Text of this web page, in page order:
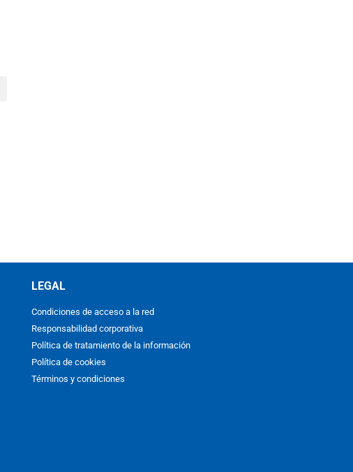
LEGAL
Condiciones de acceso a la red
Responsabilidad corporativa
Política de tratamiento de la información
Política de cookies
Términos y condiciones